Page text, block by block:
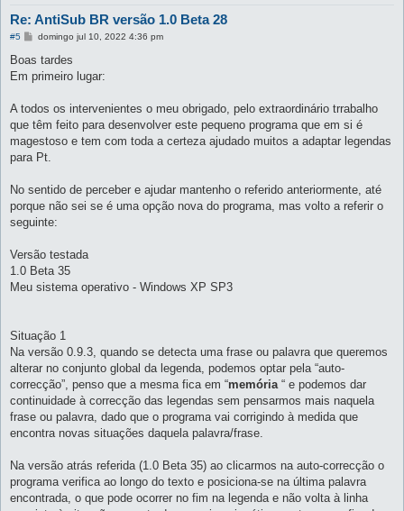
Re: AntiSub BR versão 1.0 Beta 28
#5
M
n
a
m
domingo jul 10, 2022 4:36 pm
Boas tardes
Em primeiro lugar:
A todos os intervenientes o meu obrigado, pelo extraordinário trrabalho
que têm feito para desenvolver este pequeno programa que em si é
magestoso e tem com toda a certeza ajudado muitos a adaptar legendas
para Pt.
No sentido de perceber e ajudar mantenho o referido anteriormente, até
porque não sei se é uma opção nova do programa, mas volto a referir o
seguinte:
Versão testada
1.0 Beta 35
Meu sistema operativo - Windows XP SP3
Situação 1
Na versão 0.9.3, quando se detecta uma frase ou palavra que queremos
alterar no conjunto global da legenda, podemos optar pela “auto-
correcção”, penso que a mesma fica em “memória“ e podemos dar
continuidade à correcção das legendas sem pensarmos mais naquela
frase ou palavra, dado que o programa vai corrigindo à medida que
encontra novas situações daquela palavra/frase.
Na versão atrás referida (1.0 Beta 35) ao clicarmos na auto-correcção o
programa verifica ao longo do texto e posiciona-se na última palavra
encontrada, o que pode ocorrer no fim na legenda e não volta à linha